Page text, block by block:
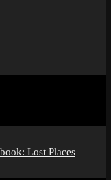
Lost Places